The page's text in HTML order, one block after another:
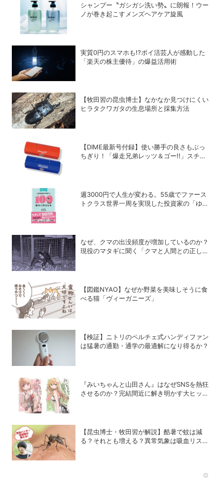
シャンプー〝ガシガシ洗い勢〟に朗報！ウー
ノが巻き起こすメンズヘアケア旋風
実質0円のスマホも!?ポイ活芸人が感動した
「楽天の株主優待」の爆益活用術
【牧田習の昆虫博士】なかなか見つけにくい
ヒラタクワガタの生息場所と採集方法
【DIME最新号付録】使い勝手の良さもぶっ
ちぎり！「爆走兄弟レッツ＆ゴー!!」スチー
週3000円で人生が変わる。55歳でファース
トクラス世界一周を実現した投資家の「ゆる
なぜ、クマの出没頻度が増加しているのか？
現役のマタギに聞く「クマと人間との正しい
【図鑑NYAO】なぜか野菜を美味しそうに食
べる猫「ヴィーガニーズ」
【検証】ニトリのペルチェ式ハンディファン
は猛暑の通勤・通学の最適解になり得るか？
『みいちゃんと山田さん』はなぜSNSを熱狂
させるのか？完結間近に解き明かす大ヒット
【昆虫博士・牧田習が解説】酷暑で蚊は減
る？それとも増える？異常気象は吸血リスク